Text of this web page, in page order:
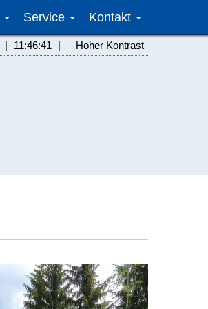
Service Kontakt
| 11:46:41 | Hoher Kontrast